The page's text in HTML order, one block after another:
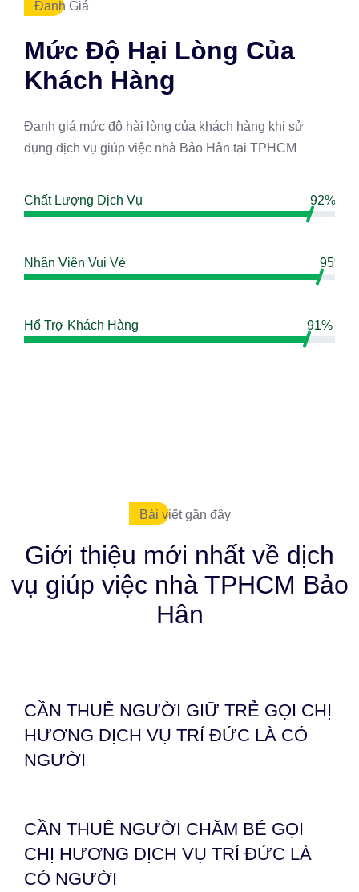
Đanh Giá
Mức Độ Hại Lòng Của
Khách Hàng
Đanh giá mức độ hài lòng của khách hàng khi sử
dụng dịch vụ giúp việc nhà Bảo Hân tại TPHCM
Chất Lượng Dịch Vụ 92%
Nhân Viên Vui Vẻ 95%
Hổ Trợ Khách Hàng 91%
Bài viết gần đây
Giới thiệu mới nhất về dịch
vụ giúp việc nhà TPHCM Bảo
Hân
CẦN THUÊ NGƯỜI GIỮ TRẺ GỌI CHỊ
HƯƠNG DỊCH VỤ TRÍ ĐỨC LÀ CÓ
NGƯỜI
CẦN THUÊ NGƯỜI CHĂM BÉ GỌI
CHỊ HƯƠNG DỊCH VỤ TRÍ ĐỨC LÀ
CÓ NGƯỜI